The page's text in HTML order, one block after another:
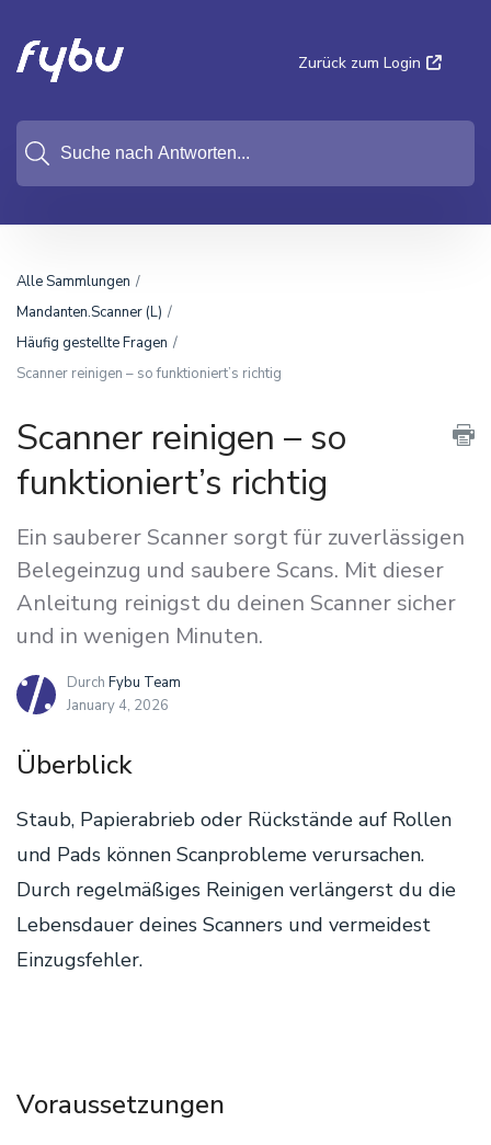
Zurück zum Login
Alle Sammlungen
Mandanten.Scanner (L)
Häufig gestellte Fragen
Scanner reinigen – so funktioniert’s richtig
Scanner reinigen – so
funktioniert’s richtig
Ein sauberer Scanner sorgt für zuverlässigen
Belegeinzug und saubere Scans. Mit dieser
Anleitung reinigst du deinen Scanner sicher
und in wenigen Minuten.
Durch Fybu Team
January 4, 2026
Überblick
Staub, Papierabrieb oder Rückstände auf Rollen
und Pads können Scanprobleme verursachen.
Durch regelmäßiges Reinigen verlängerst du die
Lebensdauer deines Scanners und vermeidest
Einzugsfehler.
Voraussetzungen